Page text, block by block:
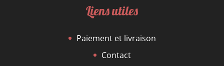
Liens utiles
Paiement et livraison
Contact